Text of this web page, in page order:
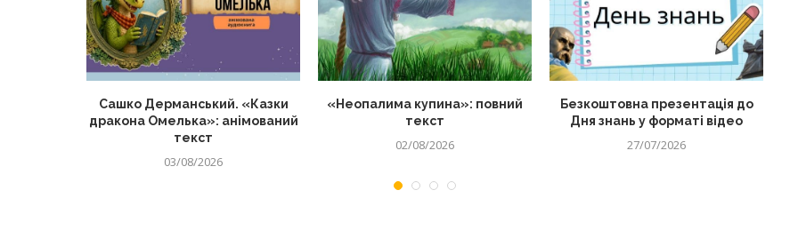
Сашко Дерманський. «Казки
дракона Омелька»: анімований
текст
03/08/2026
«Неопалима купина»: повний
текст
02/08/2026
Безкоштовна презентація до
Дня знань у форматі відео
27/07/2026